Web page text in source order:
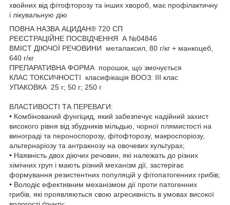
хвойних від фітофторозу та інших хвороб, має профілактичну
і лікувальную дію
ПОВНА НАЗВА АЦИДАН® 720 СП
РЕЄСТРАЦІЙНЕ ПОСВІДЧЕННЯ А №04846
ВМІСТ ДІЮЧОЇ РЕЧОВИНИ металаксил, 80 г/кг + манкоцеб,
640 г/кг
ПРЕПАРАТИВНА ФОРМА порошок, що змочується
КЛАС ТОКСИЧНОСТІ класифікація ВООЗ: ІІІ клас
УПАКОВКА 25 г; 50 г; 250 г
ВЛАСТИВОСТІ ТА ПЕРЕВАГИ:
• Комбінований фунгіцид, який забезпечує надійний захист
високого рівня від збудників мільдью, чорної плямистості на
винограді та пероноспорозу, фітофторозу, макроспоріозу,
альтернаріозу та антракнозу на овочевих культурах;
• Наявність двох діючих речовин, які належать до різних
хімічних груп і мають різний механізм дії, застерігає
формування резистентних популяцій у фітопатогенних грибів;
• Володіє ефективним механізмом дії проти патогенних
грибів, які проявляються свою агресивність в умовах високої